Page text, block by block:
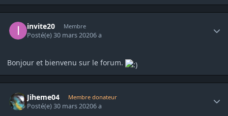
invite20 Membre
Posté(e)30 mars 20206 a
Bonjour et bienvenu sur le forum.
Jiheme04 Membre donateur
Posté(e)30 mars 20206 a